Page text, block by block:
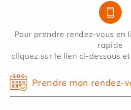
Pour prendre rendez-vous en
rapide
cliquez sur le lien ci-dessous
Prendre mon rendez-